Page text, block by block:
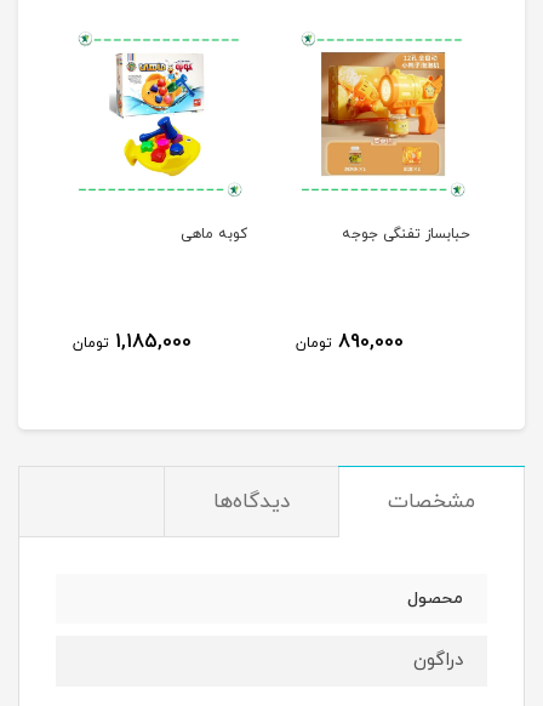
حبابساز تفنگی جوجه
890,000 تومان
کوبه ماهی
1,185,000 تومان
مشخصات دیدگاه‌ها
محصول
دراگون